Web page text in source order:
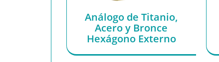
Análogo de Titanio,
Acero y Bronce
Hexágono Externo